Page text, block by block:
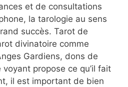
et de consultations
la tarologie au sens
succès. Tarot de
divinatoire comme
Gardiens, dons de
propose ce qu’il fait
il est important de bien